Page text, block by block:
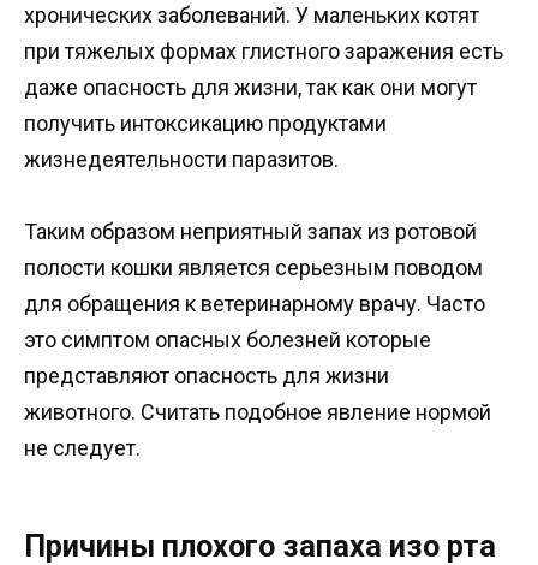
хронических заболеваний. У маленьких котят
при тяжелых формах глистного заражения есть
даже опасность для жизни, так как они могут
получить интоксикацию продуктами
жизнедеятельности паразитов.
Таким образом неприятный запах из ротовой
полости кошки является серьезным поводом
для обращения к ветеринарному врачу. Часто
это симптом опасных болезней которые
представляют опасность для жизни
животного. Считать подобное явление нормой
не следует.
Причины плохого запаха изо рта